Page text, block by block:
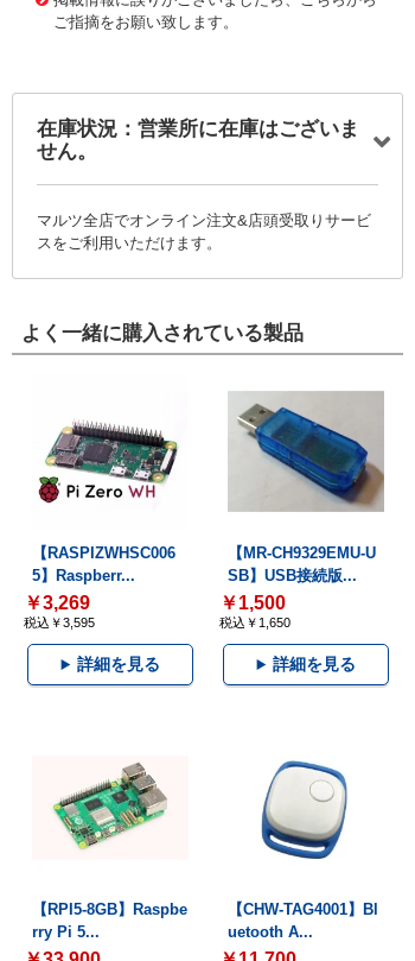
ご指摘をお願い致します。
在庫状況：営業所に在庫はございま
せん。
マルツ全店でオンライン注文&店頭受取りサービ
スをご利用いただけます。
よく一緒に購入されている製品
【RASPIZWHSC006
5】Raspberr...
￥3,269
税込￥3,595
詳細を見る
【MR-CH9329EMU-U
SB】USB接続版...
￥1,500
税込￥1,650
詳細を見る
【RPI5-8GB】Raspbe
rry Pi 5...
【CHW-TAG4001】Bl
uetooth A...